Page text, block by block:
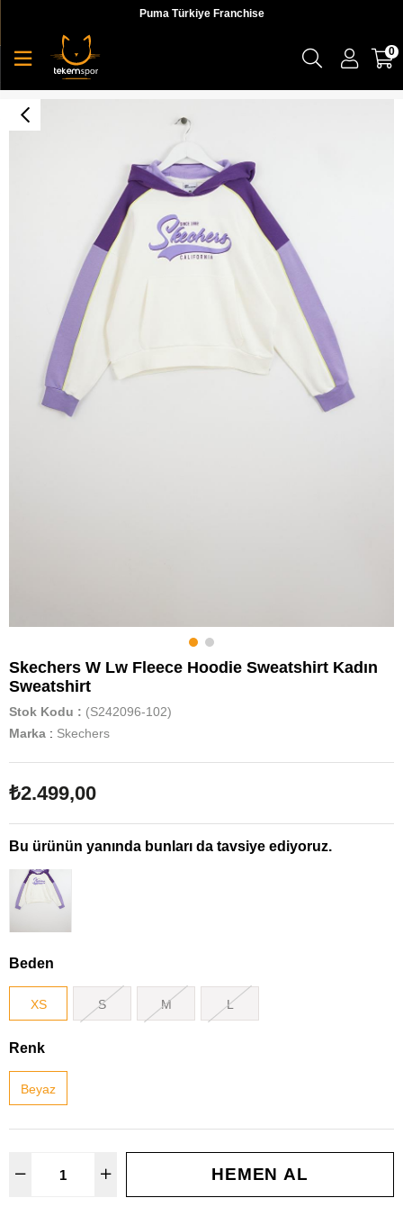
Puma Türkiye Franchise
0
Skechers W Lw Fleece Hoodie Sweatshirt Kadın
Sweatshirt
Stok Kodu
(S242096-102)
Marka : Skechers
₺2.499,00
Bu ürünün yanında bunları da tavsiye ediyoruz.
Beden
XS S M L
Renk
Beyaz